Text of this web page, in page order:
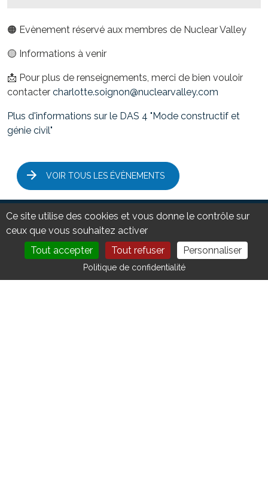
DEVENIR MEMBRE NOUS CONTACTER
🟠 Evènement réservé aux membres de Nuclear Valley
🟡 Informations à venir
📩 Pour plus de renseignements, merci de bien vouloir
contacter charlotte.soignon@nuclearvalley.com
Plus d'informations sur le DAS 4 "Mode constructif et
génie civil"
VOIR TOUS LES ÉVÈNEMENTS
Ce site utilise des cookies et vous donne le contrôle sur
ceux que vous souhaitez activer
Tout accepter
Tout refuser Personnaliser
Politique de confidentialité